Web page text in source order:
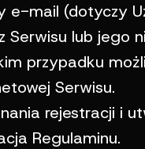
e-mail (dotyczy
Serwisu lub jego
przypadku
Serwisu.
rejestracji i
Regulaminu.